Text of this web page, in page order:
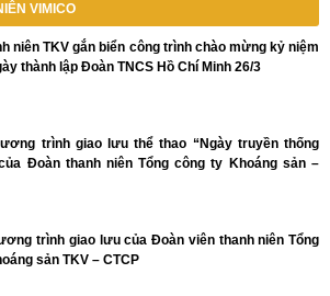
VIMICO
niên TKV gắn biển công trình chào mừng kỷ niệm
thành lập Đoàn TNCS Hồ Chí Minh 26/3
trình giao lưu thể thao “Ngày truyền thống
Đoàn thanh niên Tổng công ty Khoáng sản –
trình giao lưu của Đoàn viên thanh niên Tổng
sản TKV – CTCP